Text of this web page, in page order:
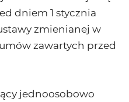
dniem 1 stycznia
zmienianej w
zawartych przed
jednoosobowo